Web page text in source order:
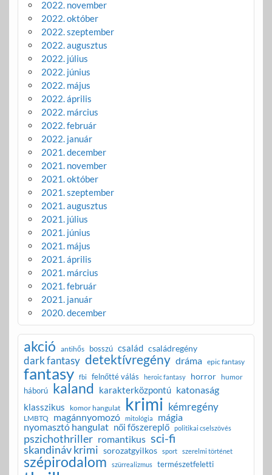
2022. november
2022. október
2022. szeptember
2022. augusztus
2022. július
2022. június
2022. május
2022. április
2022. március
2022. február
2022. január
2021. december
2021. november
2021. október
2021. szeptember
2021. augusztus
2021. július
2021. június
2021. május
2021. április
2021. március
2021. február
2021. január
2020. december
akció antihős bosszú család családregény
dark fantasy detektívregény dráma epic fantasy
fantasy fbi felnőtté válás heroic fantasy horror humor
háború kaland karakterközpontú katonaság
klasszikus komor hangulat krimi kémregény
LMBTQ magánnyomozó mitológia mágia
nyomasztó hangulat női főszereplő politikai cselszövés
pszichothriller romantikus sci-fi
skandináv krimi sorozatgyilkos sport szerelmi történet
szépirodalom szürrealizmus természetfeletti